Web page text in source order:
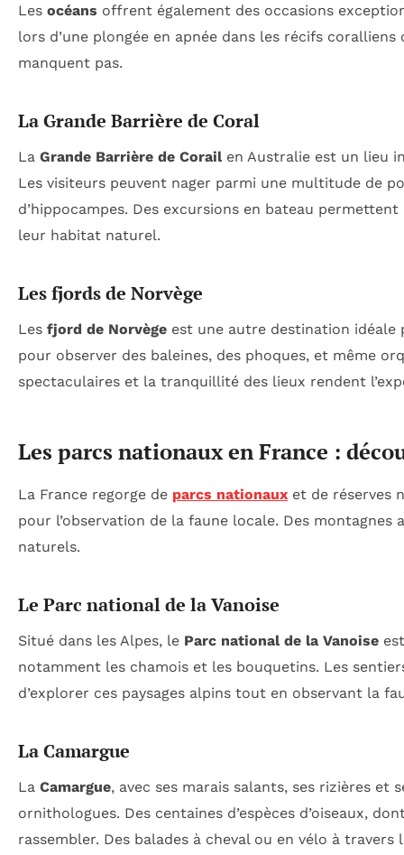
Les océans offrent également des occasions
lors d’une plongée en apnée dans les récifs
manquent pas.
La Grande Barrière de Coral
La Grande Barrière de Corailen Australie est un lieu
Les visiteurs peuvent nager parmi une multitude de
d’hippocampes. Des excursions en bateau
leur habitat naturel.
Les fjords de Norvège
Les fjord de Norvège est une autre destination idéale
pour observer des baleines, des phoques, et même
spectaculaires et la tranquillité des lieux rendent
Les parcs nationaux en France :
La France regorge de parcs nationaux et de réserves
pour l’observation de la faune locale. Des
naturels.
Le Parc national de la Vanoise
Situé dans les Alpes, le Parc national de la Vanoise
notamment les chamois et les bouquetins. Les
d’explorer ces paysages alpins tout en observant la
La Camargue
La Camargue, avec ses marais salants, ses rizières et
ornithologues. Des centaines d’espèces d’oiseaux,
rassembler. Des balades à cheval ou en vélo à